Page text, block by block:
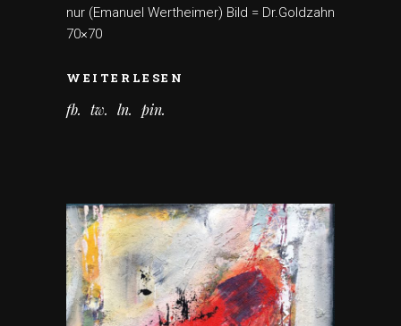
nur (Emanuel Wertheimer) Bild = Dr.Goldzahn
70×70
WEITERLESEN
fb tw ln pin